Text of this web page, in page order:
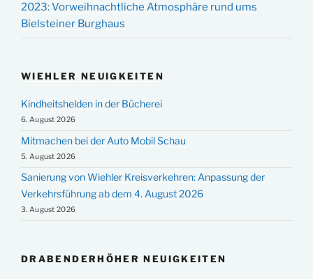
2023: Vorweihnachtliche Atmosphäre rund ums
Bielsteiner Burghaus
WIEHLER NEUIGKEITEN
Kindheitshelden in der Bücherei
6. August 2026
Mitmachen bei der Auto Mobil Schau
5. August 2026
Sanierung von Wiehler Kreisverkehren: Anpassung der
Verkehrsführung ab dem 4. August 2026
3. August 2026
DRABENDERHÖHER NEUIGKEITEN